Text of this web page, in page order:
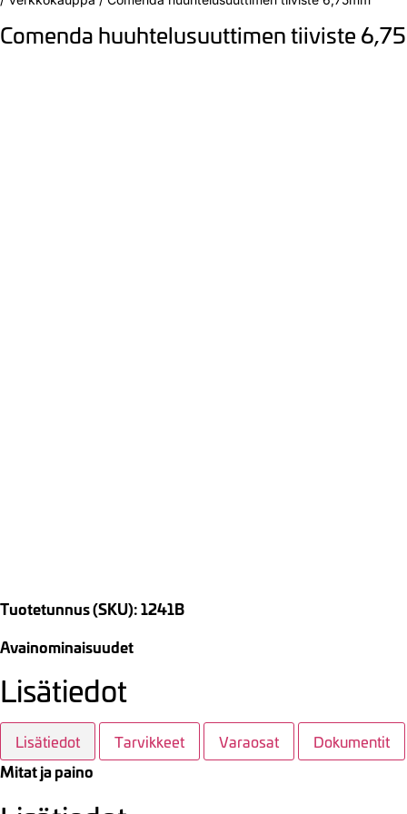
Comenda huuhtelusuuttimen tiiviste
Tuotetunnus (SKU): 1241B
Avainominaisuudet
Lisätiedot
Lisätiedot Tarvikkeet Varaosat Dokumentit
Mitat ja paino